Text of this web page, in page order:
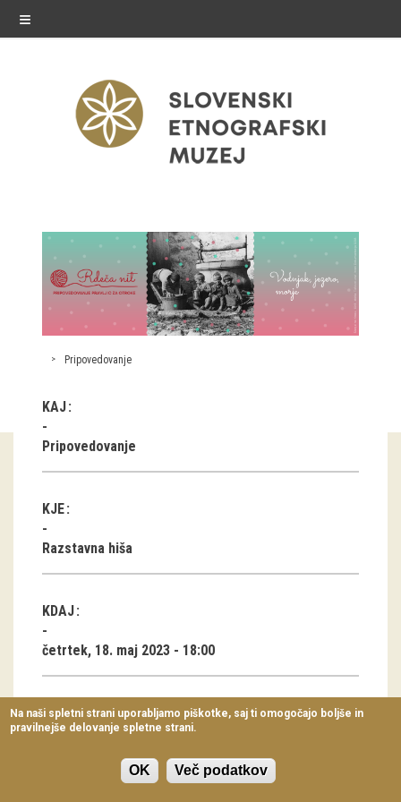
≡
razstave
Stalne razstave
Občasne razstave
Virtualni sprehodi
Razstavni projekti
Arhiv razstav
dogodki
Koledar dogodkov
Prireditve
Predavanja
Delavnice
Vodeni ogledi
Pripovedovanje
KAJ
Pripovedovanje
KJE
Razstavna hiša
KDAJ
četrtek, 18. maj 2023 - 18:00
TRAJANJE
Na naši spletni strani uporabljamo piškotke, saj ti omogočajo boljše in
pravilnejše delovanje spletne strani.
OK Več podatkov